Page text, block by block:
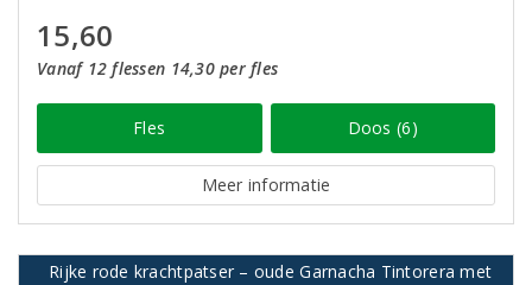
15,60
Vanaf 12 flessen 14,30 per fles
Fles Doos (6)
Meer informatie
Rijke rode krachtpatser – oude Garnacha Tintorera met